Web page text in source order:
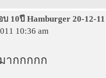
10ปี Hamburger 20-12-11
10:36 am
ากกกกก